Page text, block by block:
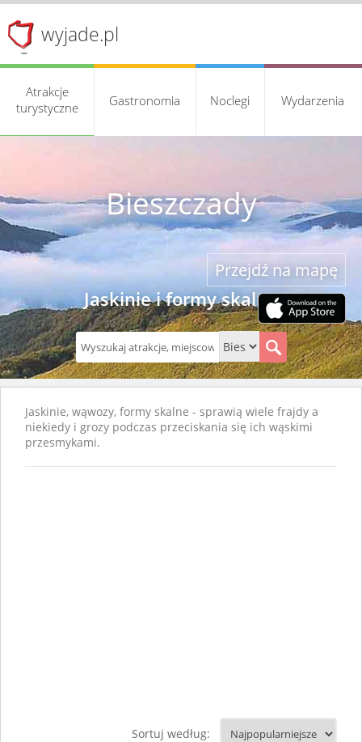
wyjade.pl
Atrakcje
turystyczne
Gastronomia Noclegi Wydarzenia
Bieszczady
Jaskinie i formy skalne
Przejdź na mapę
Jaskinie, wąwozy, formy skalne - sprawią wiele frajdy a
niekiedy i grozy podczas przeciskania się ich wąskimi
przesmykami.
Sortuj według: